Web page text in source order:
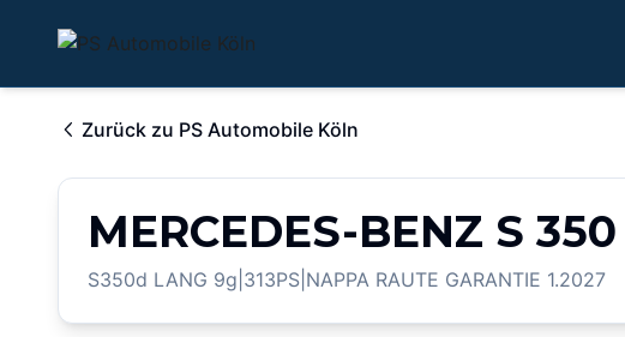
Zurück zu PS Automobile Köln
MERCEDES-BENZ S 350
S350d LANG 9g|313PS|NAPPA RAUTE GARANTIE 1.2027